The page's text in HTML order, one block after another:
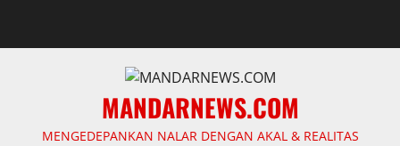
MANDARNEWS.COM
MENGEDEPANKAN NALAR DENGAN AKAL & REALITAS